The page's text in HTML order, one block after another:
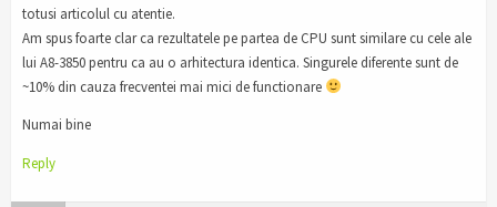
totusi articolul cu atentie.
Am spus foarte clar ca rezultatele pe partea de CPU sunt similare cu cele ale
lui A8-3850 pentru ca au o arhitectura identica. Singurele diferente sunt de
~10% din cauza frecventei mai mici de functionare
Numai bine
Reply